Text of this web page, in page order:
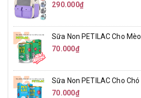
290.000₫
Sữa Non PETILAC Cho Mèo
70.000₫
Sữa Non PETILAC Cho Chó
70.000₫